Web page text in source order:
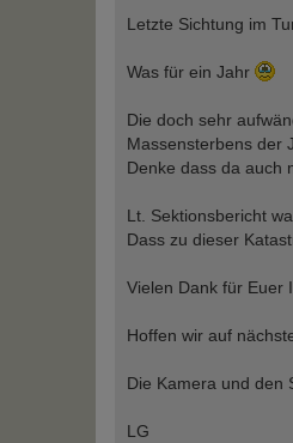
Letzte Sichtung im
Was für ein Jahr
Die doch sehr
Massensterbens der
Denke dass da auch
Lt. Sektionsbericht
Dass zu dieser
Vielen Dank für Euer
Hoffen wir auf
Die Kamera und den
LG